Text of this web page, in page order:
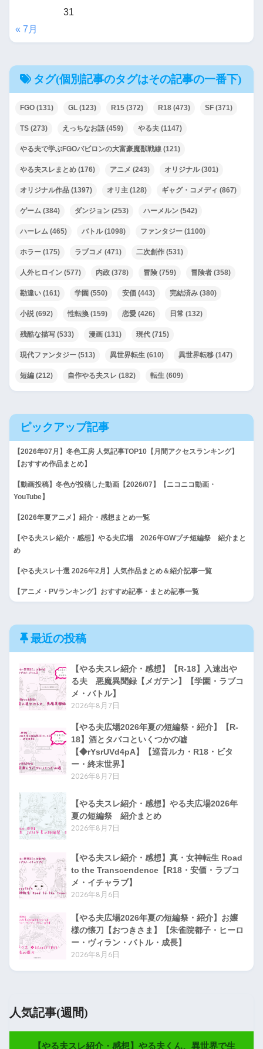
31
« 7月
タグ(個別記事のタグはその記事の一番下)
FGO (131) GL (123) R15 (372) R18 (473) SF (371)
TS (273) えっちなお話 (459) やる夫 (1147)
やる夫で学ぶFGOバビロンの大富豪魔獣戦線 (121)
やる夫スレまとめ (176) アニメ (243) オリジナル(301)
オリジナル作品 (1397) オリ主 (128) ギャグ・コメディ (867)
ゲーム (384) ダンジョン (253) ハーメルン (542)
ハーレム (465) バトル(1098) ファンタジー (1100)
ホラー (175) ラブコメ (471) 二次創作 (531)
人外ヒロイン (577) 内政 (378) 冒険 (759) 冒険者 (358)
勘違い (161) 学園 (550) 安価 (443) 完結済み (380)
小説 (692) 性転換 (159) 恋愛 (426) 日常 (132)
残酷な描写 (533) 漫画 (131) 現代 (715)
現代ファンタジー (513) 異世界転生 (610) 異世界転移 (147)
短編 (212) 自作やる夫スレ (182) 転生 (609)
ピックアップ記事
【2026年07月】冬色工房 人気記事TOP10【月間アクセスランキング】
【おすすめ作品まとめ】
【動画投稿】冬色が投稿した動画【2026/07】【ニコニコ動画・
YouTube】
【2026年夏アニメ】紹介・感想まとめ一覧
【やる夫スレ紹介・感想】やる夫広場 2026年GWプチ短編祭 紹介まと
め
【やる夫スレ十選 2026年2月】人気作品まとめ＆紹介記事一覧
【アニメ・PVランキング】おすすめ記事・まとめ記事一覧
最近の投稿
【やる夫スレ紹介・感想】【R-18】入速出や
る夫 悪魔異聞録【メガテン】【学園・ラブコ
メ・バトル】
2026年8月7日
【やる夫広場2026年夏の短編祭・紹介】【R-
18】酒とタバコといくつかの嘘
【◆rYsrUVd4pA】【巡音ルカ・R18・ビタ
ー・終末世界】
2026年8月7日
【やる夫スレ紹介・感想】やる夫広場2026年
夏の短編祭 紹介まとめ
2026年8月7日
【やる夫スレ紹介・感想】真・女神転生 Road
to the Transcendence【R18・安価・ラブコ
メ・イチャラブ】
2026年8月6日
【やる夫広場2026年夏の短編祭・紹介】お嬢
様の懐刀【おつきさま】【朱雀院都子・ヒーロ
ー・ヴィラン・バトル・成長】
2026年8月6日
人気記事(週間)